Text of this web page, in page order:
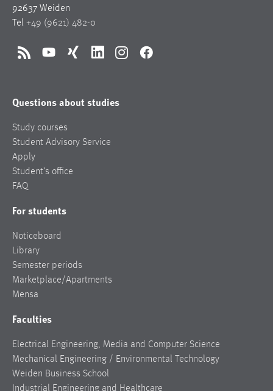
92637 Weiden
Tel +49 (9621) 482-0
RSS YouTubeXing LinkedInInstagramFacebook
Questions about studies
Study courses
Student Advisory Service
Apply
Student’s office
FAQ
For students
Noticeboard
Library
Semester periods
Marketplace/Apartments
Mensa
Faculties
Electrical Engineering, Media and Computer Science
Mechanical Engineering / Environmental Technology
Weiden Business School
Industrial Engineering and Healthcare